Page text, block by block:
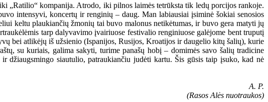
„Ratilio“ kompanija. Atrodo, iki pilnos laimės tetrūksta tik ledų porcijos rankoje.
intensyvi, koncertų ir renginių – daug. Man labiausiai įsiminė šokiai senosios
keltu plaukiančių žmonių tai buvo malonus netikėtumas, ir buvo gera matyti jų
tarp dalyvavimo įvairiuose festivalio renginiuose galėjome bent truputį
bei atlikėjų iš užsienio (Ispanijos, Rusijos, Kroatijos ir daugelio kitų šalių), kurie
su kuriais, galima sakyti, turime panašų hobį – domimės savo šalių tradicine
siautulio, patraukiančiu judėti kartu. Šis gūsis taip įsuko, kad nė
A. P.
(Rasos Alės nuotraukos)